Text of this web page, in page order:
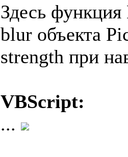
Здесь
blur объекта
strength при
VBScript:
...